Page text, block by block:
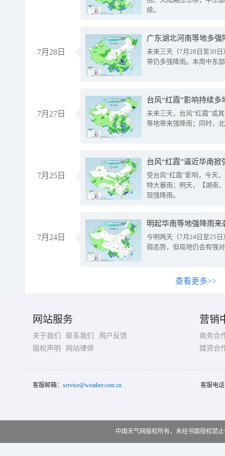
续。
7月28日
广东湖北河南等地多
未来三天（7月28日至30
带仍多强降雨。本周中东
7月27日
台风“红霞”影响持续
未来三天，台风“红霞”或
等地带来强降雨；同时，
7月25日
台风“红霞”逼近华南
受台风“红霞”影响，今天
特大暴雨；明天，【湖南
现强降雨。
7月24日
明起华南等地强降雨
今明两天（7月24日至25
弱态势，但局地仍会有强
查看更多>>
网站服务
关于我们 联系我们
用户反馈
版权声明
网站律师
营销
商务合
媒资合
客服邮箱： service@weather.com.cn 客服电
中国天气网版权所有，未经书面授权